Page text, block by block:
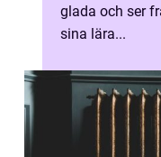
glada och ser
sina lära...